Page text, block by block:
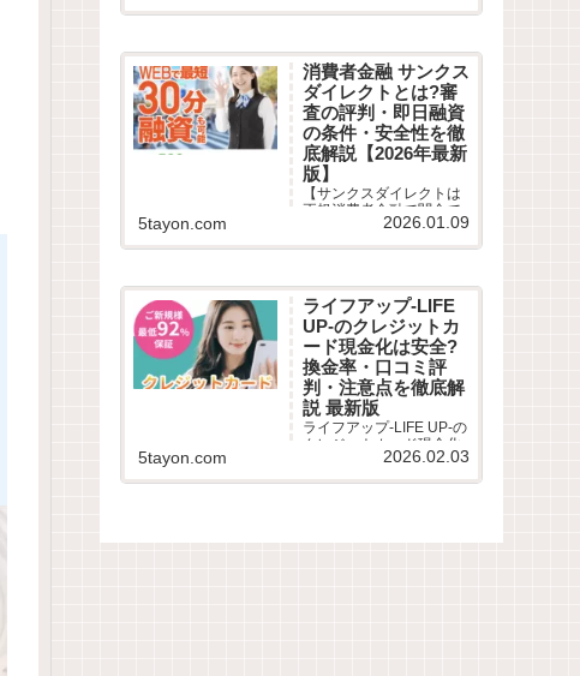
判を徹底調査しました。
LINE完結の申込方法や特
徴、注意点など最新情報
でわかりやすく解説しま
す。
消費者金融 サンクス
ダイレクトとは?審
査の評判・即日融資
の条件・安全性を徹
底解説【2026年最新
版】
【サンクスダイレクトは
正規消費者金融で闇金で
はありません】柔軟な審
有無など気になる評判を
徹底解説。審査落ちが不
安な多重債務者も必見！
最新の借入条件を公開。
5tayon.com 2026.01.09
ライフアップ-LIFE
UP-のクレジットカ
ード現金化は安全?
換金率・口コミ評
判・注意点を徹底解
説 最新版
ライフアップ-LIFE UP-の
クレジットカード現金化
サービスを徹底解説。利
5tayon.com 2026.02.03